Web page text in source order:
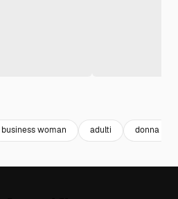
business woman adulti donna